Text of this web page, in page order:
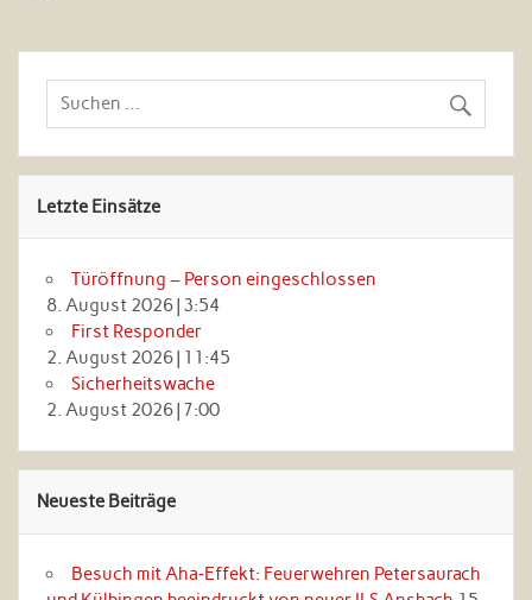
Letzte Einsätze
Türöffnung – Person eingeschlossen
8. August 2026| 3:54
First Responder
2. August 2026| 11:45
Sicherheitswache
2. August 2026| 7:00
Neueste Beiträge
Besuch mit Aha‑Effekt: Feuerwehren Petersaurach